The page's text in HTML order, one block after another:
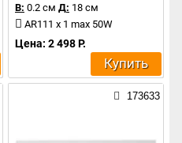
В: 0.2 см Д: 18 см
AR111 x 1 max 50W
Цена: 2 498 Р.
Купить
173633